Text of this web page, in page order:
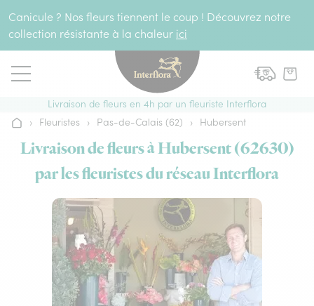
Canicule ? Nos fleurs tiennent le coup ! Découvrez notre
collection résistante à la chaleur ici
Livraison de fleurs en 4h par un fleuriste Interflora
Accueil
› Fleuristes › Pas-de-Calais (62) › Hubersent
Livraison de fleurs à Hubersent (62630)
par les fleuristes du réseau Interflora